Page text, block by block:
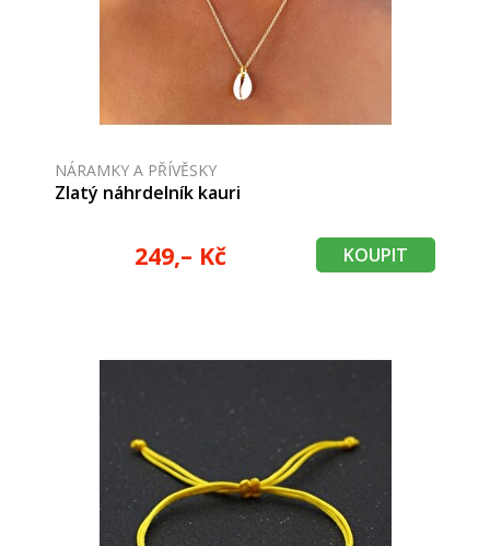
NÁRAMKY A PŘÍVĚSKY
Zlatý náhrdelník kauri
249,– Kč KOUPIT